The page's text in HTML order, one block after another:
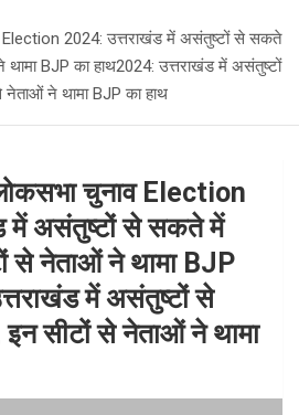
Election 2024: उत्तराखंड में असंतुष्टों से सकते
BJP का हाथ2024: उत्तराखंड में असंतुष्टों
ने थामा BJP का हाथ
चुनाव Election
में असंतुष्टों से सकते में
से नेताओं ने थामा BJP
में असंतुष्टों से
सीटों से नेताओं ने थामा